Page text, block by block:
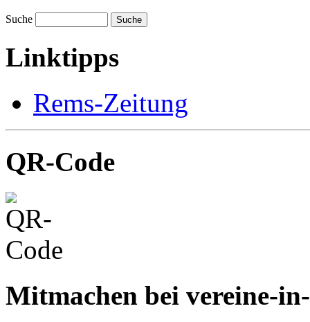
Suche Suche
Linktipps
Rems-Zeitung
QR-Code
Mitmachen bei vereine-